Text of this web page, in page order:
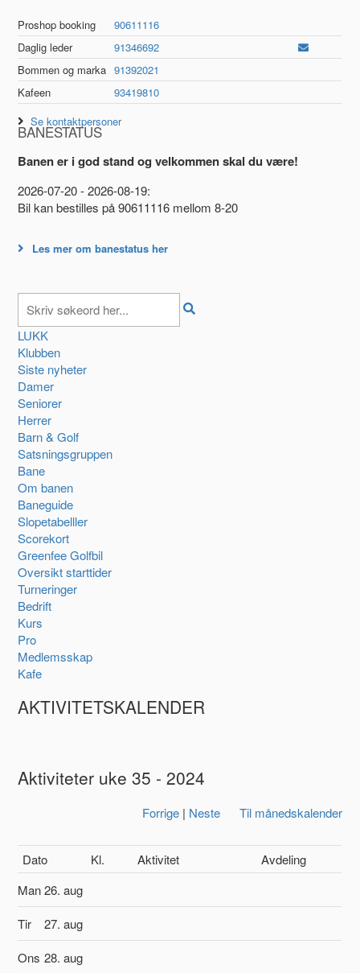
Proshop booking
90611116
Daglig leder
91346692
Bommen og marka 91392021
Kafeen
93419810
Se kontaktpersoner
BANESTATUS
Banen er i god stand og velkommen skal du være!
2026-07-20 - 2026-08-19:
Bil kan bestilles på 90611116 mellom 8-20
Les mer om banestatus her
LUKK
Klubben
Siste nyheter
Damer
Seniorer
Herrer
Barn & Golf
Satsningsgruppen
Bane
Om banen
Baneguide
Slopetabelller
Scorekort
Greenfee Golfbil
Oversikt starttider
Turneringer
Bedrift
Kurs
Pro
Medlemsskap
Kafe
AKTIVITETSKALENDER
Aktiviteter uke 35 - 2024
Forrige| Neste Til månedskalender
Dato Kl. Aktivitet
Avdeling
Man26. aug
Tir
27. aug
Ons 28. aug